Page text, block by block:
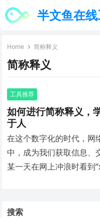
半文鱼在
Home 简称释义
简称释义
工具推荐
如何进行简称释义，
于人
在这个数字化的时代，网
中，成为我们获取信息、
某一天在网上冲浪时看到
搜索